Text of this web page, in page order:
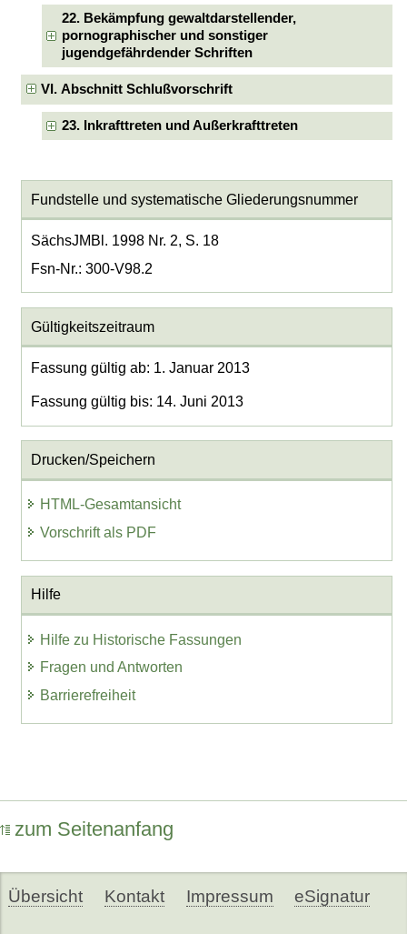
22. Bekämpfung gewaltdarstellender,
pornographischer und sonstiger
jugendgefährdender Schriften
VI. Abschnitt Schlußvorschrift
23. Inkrafttreten und Außerkrafttreten
Fundstelle und systematische Gliederungsnummer
SächsJMBl. 1998 Nr. 2, S. 18
Fsn-Nr.: 300-V98.2
Gültigkeitszeitraum
Fassung gültig ab: 1. Januar 2013
Fassung gültig bis: 14. Juni 2013
Drucken/Speichern
HTML-Gesamtansicht
Vorschrift als PDF
Hilfe
Hilfe zu Historische Fassungen
Fragen und Antworten
Barrierefreiheit
zum Seitenanfang
Übersicht Kontakt Impressum eSignatur